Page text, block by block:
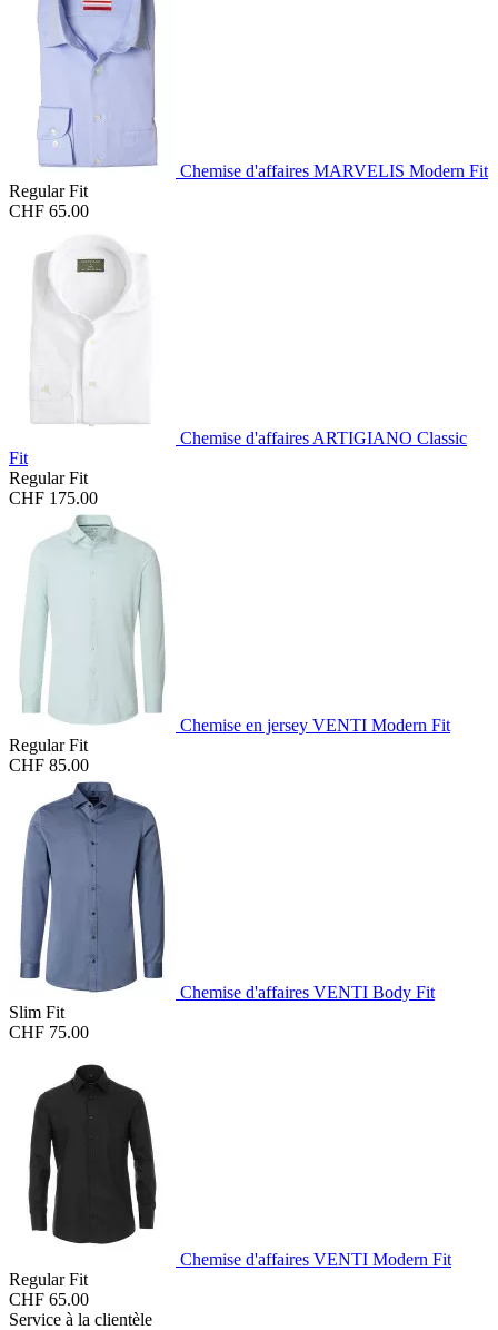
Chemise d'affaires MARVELIS Modern Fit
Regular Fit
CHF 65.00
Chemise d'affaires ARTIGIANO Classic
Fit
Regular Fit
CHF 175.00
Chemise en jersey VENTI Modern Fit
Regular Fit
CHF 85.00
Chemise d'affaires VENTI Body Fit
Slim Fit
CHF 75.00
Chemise d'affaires VENTI Modern Fit
Regular Fit
CHF 65.00
Service à la clientèle